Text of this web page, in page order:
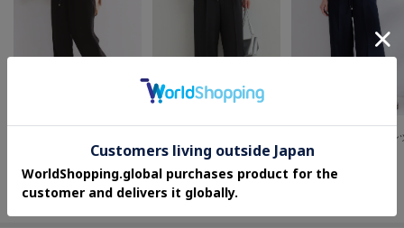
OPAQUE.CLIP
40%OFF
SHOO・LA・RUE
¥ 3,989
さらに20%OFF
OPAQUE.CLIP
¥5,479
さらに10%OFF